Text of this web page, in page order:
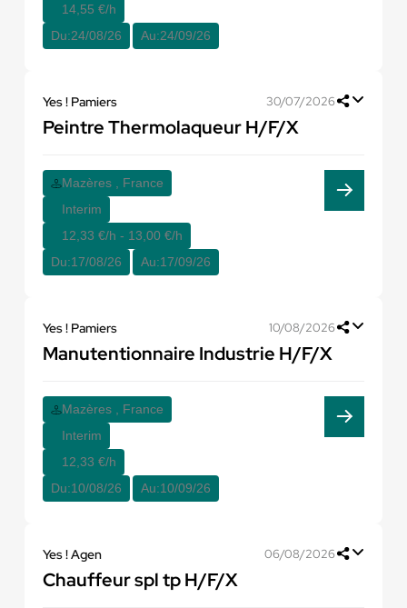
14,55 €/h
Du:24/08/26 Au:24/09/26
Yes ! Pamiers 30/07/2026
Peintre Thermolaqueur H/F/X
Mazères , France
Interim
12,33 €/h - 13,00 €/h
Du:17/08/26 Au:17/09/26
Yes ! Pamiers 10/08/2026
Manutentionnaire Industrie H/F/X
Mazères , France
Interim
12,33 €/h
Du:10/08/26 Au:10/09/26
Yes ! Agen 06/08/2026
Chauffeur spl tp H/F/X